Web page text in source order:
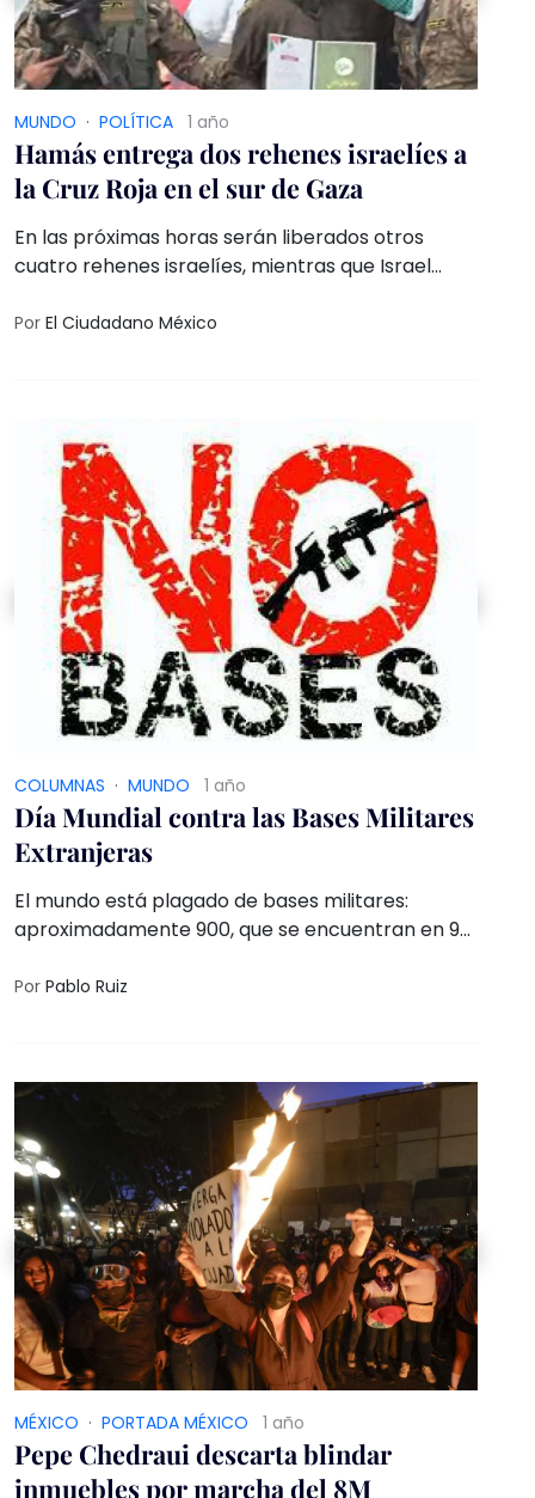
MUNDO · POLÍTICA 1 año
Hamás entrega dos rehenes israelíes a
la Cruz Roja en el sur de Gaza
En las próximas horas serán liberados otros
cuatro rehenes israelíes, mientras que Israel
Por El Ciudadano México
COLUMNAS · MUNDO 1 año
Día Mundial contra las Bases Militares
Extranjeras
El mundo está plagado de bases militares:
aproximadamente 900, que se encuentran en 96
países de la OTAN.
Por Pablo Ruiz
MÉXICO · PORTADA MÉXICO 1 año
Pepe Chedraui descarta blindar
inmuebles por marcha del 8M